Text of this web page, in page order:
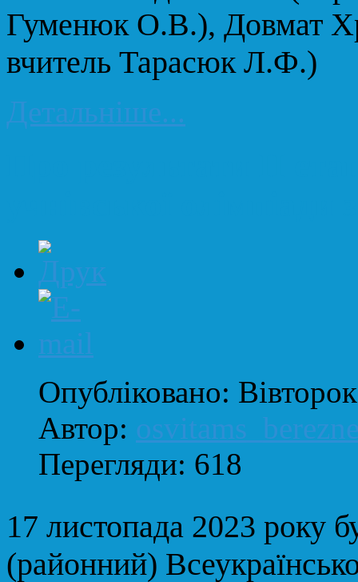
Гуменюк О.В.), Довмат
вчитель Тарасюк Л.Ф.)
Детальніше...
Опубліковано:
Автор:
Перегляди: 618
17 листопада 2023 року
(районний)